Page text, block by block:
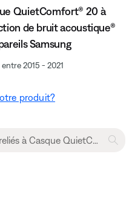
QuietComfort® 20 à
de bruit acoustique®
Samsung
2015 - 2021
produit?